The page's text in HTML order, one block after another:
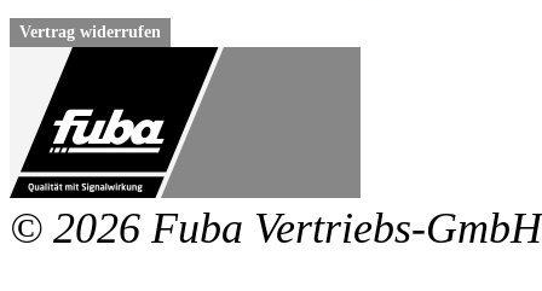
Vertrag widerrufen
© 2026 Fuba Vertriebs-GmbH